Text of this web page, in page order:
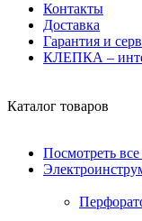
Контакты
Доставка
Гарантия и
КЛЕПКА –
Каталог товаров
Посмотреть